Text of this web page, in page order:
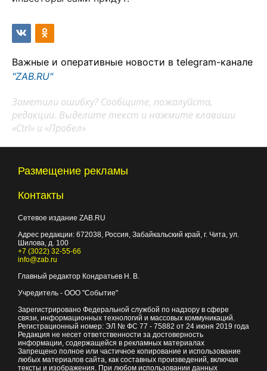
Важные и оперативные новости в telegram-канале
"ZAB.RU"
Заметили ошибку? Сообщите, пожалуйста,
редакции. Выделите текст и нажмите клавиши
«Ctrl» и «Пробел»
Размещение рекламы
Контакты
Сетевое издание ZAB.RU
Адрес редакции: 672038, Россия, Забайкальский край, г. Чита, ул.
Шилова, д. 100
+7 (3022) 32-55-66
info@zab.ru
Главный редактор Кондратьев Н. В.
Учредитель - ООО "Событие"
Зарегистрировано Федеральной службой по надзору в сфере
связи, информационных технологий и массовых коммуникаций.
Регистрационный номер: ЭЛ № ФС 77 - 75882 от 24 июня 2019 года
Редакция не несет ответственности за достоверность
информации, содержащейся в рекламных материалах
Запрещено полное или частичное копирование и использование
любых материалов сайта, как составных произведений, включая
тексты и изображения. При любом использовании данных